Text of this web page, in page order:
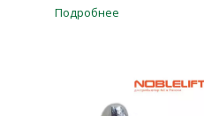
Подробнее